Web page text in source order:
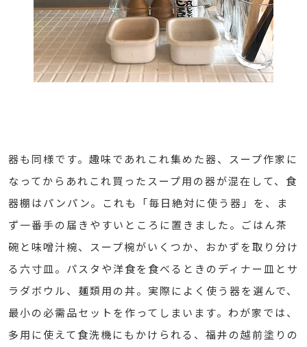
器も同様です。趣味であれこれ集めた器、スープ作家に
なってからあれこれ買ったスープ用の器が混在して、食
器棚はパンパン。これも「毎日絶対に使う器」を、ま
ず一番手の届きやすいところに置きました。ごはん茶
碗と味噌汁椀、スープ椀がいくつか、おかずを取り分け
る六寸皿。パスタや洋食を食べるときのディナー皿とサ
ラダボウル、麺類用の丼。実際によく使う器を選んで、
最小の必需品セットを作ってしまいます。わが家では、
多用に使えて食洗機にもかけられる、福井の越前塗りの